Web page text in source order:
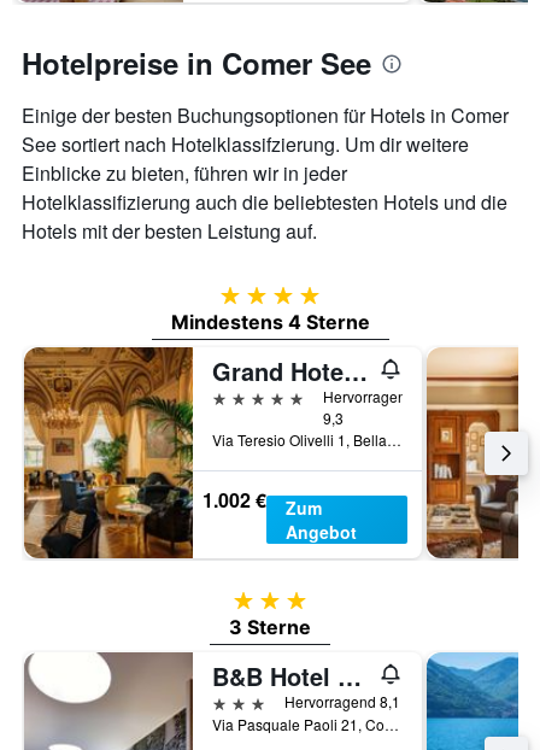
Hotelpreise in Comer See
Einige der besten Buchungsoptionen für Hotels in Comer
See sortiert nach Hotelklassifzierung. Um dir weitere
Einblicke zu bieten, führen wir in jeder
Hotelklassifizierung auch die beliebtesten Hotels und die
Hotels mit der besten Leistung auf.
4 Sterne
Mindestens 4 Sterne
Grand Hotel Villa Serbelloni
5 Sterne
Hervorragend
9,3
Via Teresio Olivelli 1, Bellagio, Como, Italien
1.002 €
Zum
Angebot
3 Sterne
3 Sterne
B&B Hotel Como
3 Sterne
Hervorragend 8,1
Via Pasquale Paoli 21, Como, Como, Italien